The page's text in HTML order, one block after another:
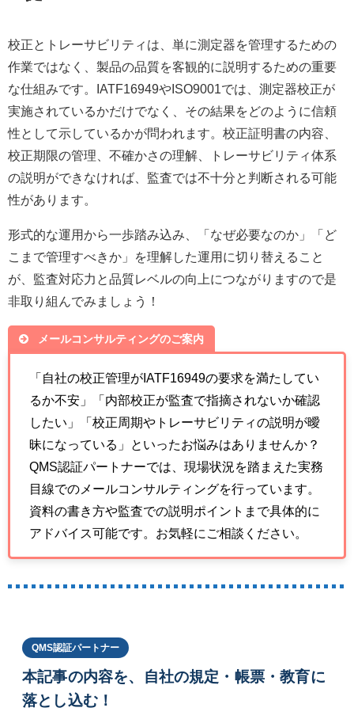
校正とトレーサビリティは、単に測定器を管理するための
作業ではなく、製品の品質を客観的に説明するための重要
な仕組みです。IATF16949やISO9001では、測定器校正が
実施されているかだけでなく、その結果をどのように信頼
性として示しているかが問われます。校正証明書の内容、
校正期限の管理、不確かさの理解、トレーサビリティ体系
の説明ができなければ、監査では不十分と判断される可能
性があります。
形式的な運用から一歩踏み込み、「なぜ必要なのか」「ど
こまで管理すべきか」を理解した運用に切り替えること
が、監査対応力と品質レベルの向上につながりますので是
非取り組んでみましょう！
メールコンサルティングのご案内
「自社の校正管理がIATF16949の要求を満たしてい
るか不安」「内部校正が監査で指摘されないか確認
したい」「校正周期やトレーサビリティの説明が曖
昧になっている」といったお悩みはありませんか？
QMS認証パートナーでは、現場状況を踏まえた実務
目線でのメールコンサルティングを行っています。
資料の書き方や監査での説明ポイントまで具体的に
アドバイス可能です。お気軽にご相談ください。
QMS認証パートナー
本記事の内容を、自社の規定・帳票・教育に
落とし込む！